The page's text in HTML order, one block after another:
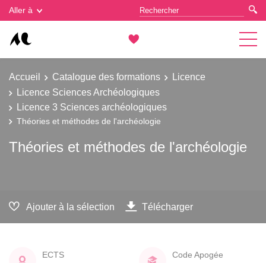
Aller à
Accueil Catalogue des formations
Licence
Licence Sciences Archéologiques
Licence 3 Sciences archéologiques
Théories et méthodes de l'archéologie
Théories et méthodes de l'archéologie
Ajouter à la sélection Télécharger
ECTS
Code Apogée
Gestion des cookies